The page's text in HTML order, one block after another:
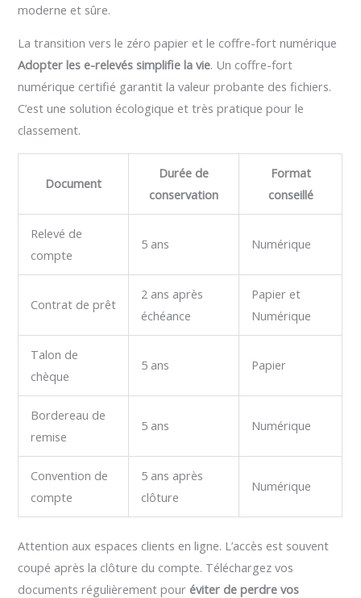
moderne et sûre.
La transition vers le zéro papier et le coffre-fort numérique
Adopter les e-relevés simplifie la vie. Un coffre-fort
numérique certifié garantit la valeur probante des fichiers.
C’est une solution écologique et très pratique pour le
classement.
Document
Durée de
conservation
Format
conseillé
Relevé de
compte
5 ans Numérique
Contrat de prêt
2 ans après
échéance
Papier et
Numérique
Talon de
chèque
5 ans Papier
Bordereau de
remise
5 ans Numérique
Convention de
compte
5 ans après
clôture
Numérique
Attention aux espaces clients en ligne. L’accès est souvent
coupé après la clôture du compte. Téléchargez vos
documents régulièrement pour éviter de perdre vos